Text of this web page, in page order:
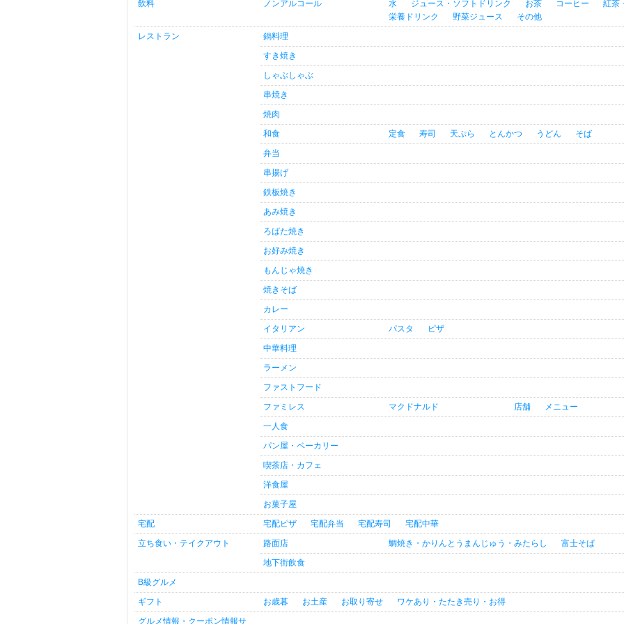
飲料
ノンアルコール 水 ジュース・ソフトドリンク お茶 コーヒー 紅茶
栄養ドリンク
野菜ジュース
その他
レストラン
鍋料理
すき焼き
しゃぶしゃぶ
串焼き
焼肉
和食
定食 寿司 天ぷら とんかつ うどん
そば
弁当
串揚げ
鉄板焼き
あみ焼き
ろばた焼き
お好み焼き
もんじゃ焼き
焼きそば
カレー
イタリアン
パスタ
ピザ
中華料理
ラーメン
ファストフード
ファミレス
マクドナルド 店舗
メニュー
一人食
パン屋・ベーカリー
喫茶店・カフェ
洋食屋
お菓子屋
宅配
宅配ピザ 宅配弁当 宅配寿司
宅配中華
立ち食い・テイクアウト
路面店 鯛焼き・かりんとうまんじゅう・みたらし
富士そば
地下街飲食
B級グルメ
ギフト
お歳暮 お土産 お取り寄せ
ワケあり・たたき売り・お得
グルメ情報・クーポン情報サ